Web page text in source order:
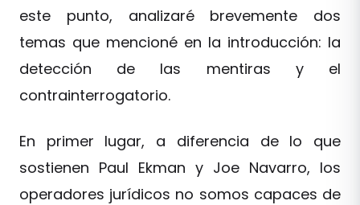
este punto, analizaré brevemente dos
temas que mencioné en la introducción: la
detección de las mentiras y el
contrainterrogatorio.
En primer lugar, a diferencia de lo que
sostienen Paul Ekman y Joe Navarro, los
operadores jurídicos no somos capaces de